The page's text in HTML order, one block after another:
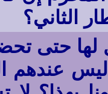
الثاني؟
لها حتى
عندهم